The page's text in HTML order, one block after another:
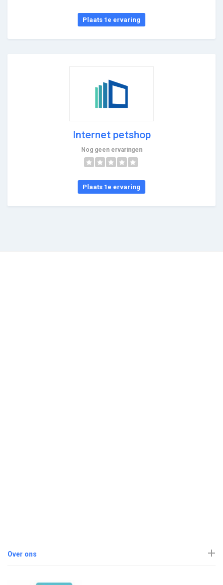
Plaats 1e ervaring
Internet petshop
Nog geen ervaringen
Plaats 1e ervaring
Over ons